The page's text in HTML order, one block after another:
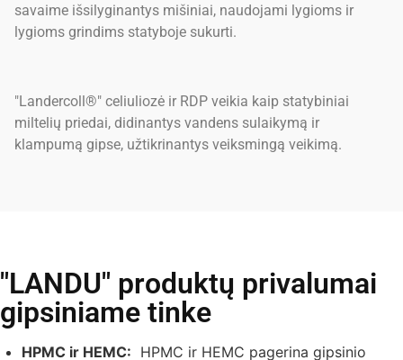
savaime išsilyginantys mišiniai, naudojami lygioms ir
lygioms grindims statyboje sukurti.
"Landercoll®" celiuliozė ir RDP veikia kaip statybiniai
miltelių priedai, didinantys vandens sulaikymą ir
klampumą gipse, užtikrinantys veiksmingą veikimą.
"LANDU" produktų privalumai
gipsiniame tinke
HPMC ir HEMC: HPMC ir HEMC pagerina gipsinio